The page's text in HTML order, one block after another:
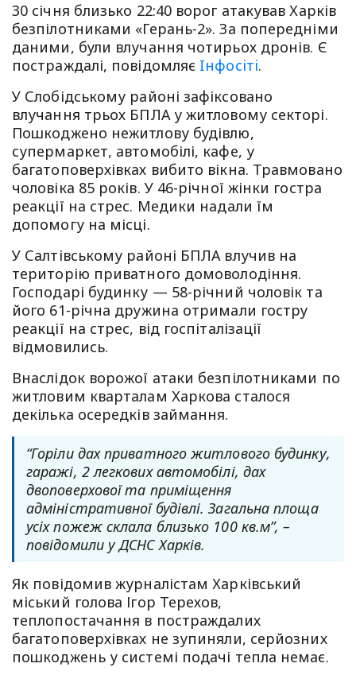
30 січня близько 22:40 ворог атакував Харків
безпілотниками «Герань-2». За попередніми
даними, були влучання чотирьох дронів. Є
постраждалі, повідомляє Iнфосiтi.
У Слобідському районі зафіксовано
влучання трьох БПЛА у житловому секторі.
Пошкоджено нежитлову будівлю,
супермаркет, автомобілі, кафе, у
багатоповерхівках вибито вікна. Травмовано
чоловіка 85 років. У 46-річної жінки гостра
реакції на стрес. Медики надали їм
допомогу на місці.
У Салтівському районі БПЛА влучив на
територію приватного домоволодіння.
Господарі будинку — 58-річний чоловік та
його 61-річна дружина отримали гостру
реакції на стрес, від госпіталізації
відмовились.
Внаслідок ворожої атаки безпілотниками по
житловим кварталам Харкова сталося
декілька осередків займання.
“Горіли дах приватного житлового будинку,
гаражі, 2 легкових автомобілі, дах
двоповерхової та приміщення
адміністративної будівлі. Загальна площа
усіх пожеж склала близько 100 кв.м”, –
повідомили у ДСНС Харків.
Як повідомив журналістам Харківський
міський голова Ігор Терехов,
теплопостачання в постраждалих
багатоповерхівках не зупиняли, серйозних
пошкоджень у системі подачі тепла немає.